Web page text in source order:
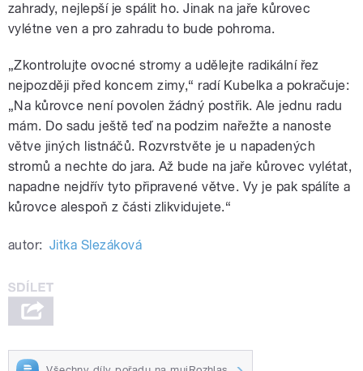
zahrady, nejlepší je spálit ho. Jinak na jaře kůrovec
vylétne ven a pro zahradu to bude pohroma.
„Zkontrolujte ovocné stromy a udělejte radikální řez
nejpozději před koncem zimy,“ radí Kubelka a pokračuje:
„Na kůrovce není povolen žádný postřik. Ale jednu radu
mám. Do sadu ještě teď na podzim nařežte a nanoste
větve jiných listnáčů. Rozvrstvěte je u napadených
stromů a nechte do jara. Až bude na jaře kůrovec vylétat,
napadne nejdřív tyto připravené větve. Vy je pak spálíte a
kůrovce alespoň z části zlikvidujete.“
autor: Jitka Slezáková